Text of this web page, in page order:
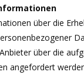
über die
über die
angefordert